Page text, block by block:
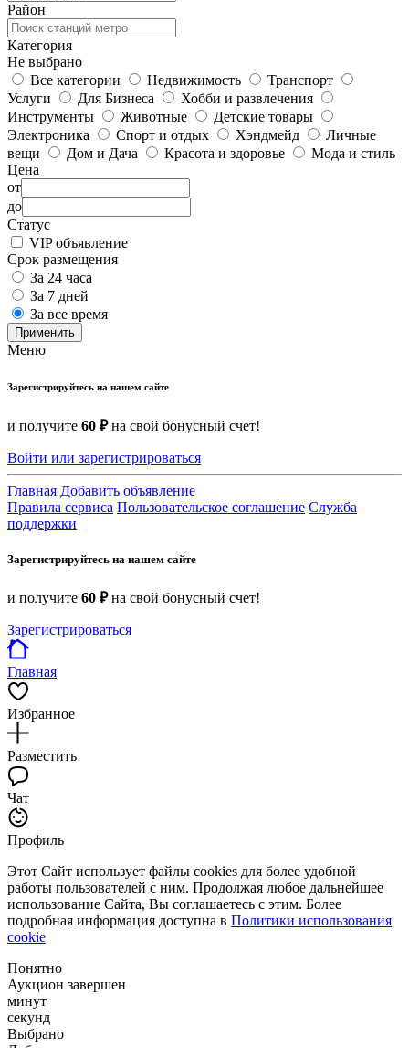
Район
Категория
Не выбрано
Все категории
Недвижимость
Транспорт
Услуги
Для Бизнеса
Хобби и развлечения
Инструменты
Животные
Детские товары
Электроника
Спорт и отдых Хэндмейд
Личные
вещи
Дом и Дача Красота и здоровье
Мода и стиль
Цена
от
до
Статус
VIP объявление
Срок размещения
За 24 часа
За 7 дней
За все время
Применить
Меню
Зарегистрируйтесь на нашем сайте
и получите 60 ₽на свой бонусный счет!
Войти или зарегистрироваться
Главная Добавить объявление
Правила сервиса Пользовательское соглашение Служба
поддержки
Зарегистрируйтесь на нашем сайте
и получите 60 ₽на свой бонусный счет!
Зарегистрироваться
Главная
Избранное
Разместить
Чат
Профиль
Этот Сайт использует файлы cookies для более удобной
работы пользователей с ним. Продолжая любое дальнейшее
использование Сайта, Вы соглашаетесь с этим. Более
подробная информация доступна в Политики использования
cookie
Понятно
Аукцион завершен
минут
секунд
Выбрано